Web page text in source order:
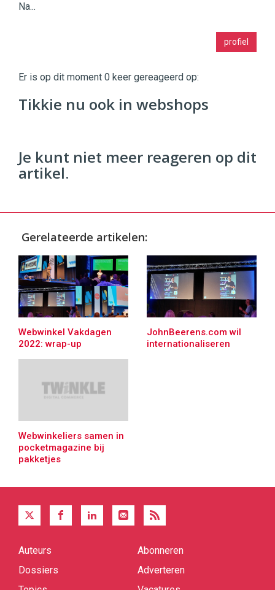
Na...
profiel
Commerce https://twinklemagazine.nl
9654
Er is op dit moment 0 keer gereageerd op:
Tikkie nu ook in webshops
Je kunt niet meer reageren op dit
artikel.
Gerelateerde artikelen:
Webwinkel Vakdagen
2022: wrap-up
JohnBeerens.com wil
internationaliseren
Webwinkeliers samen in
pocketmagazine bij
pakketjes
Quick
Auteurs
Dossiers
Abonneren
Adverteren